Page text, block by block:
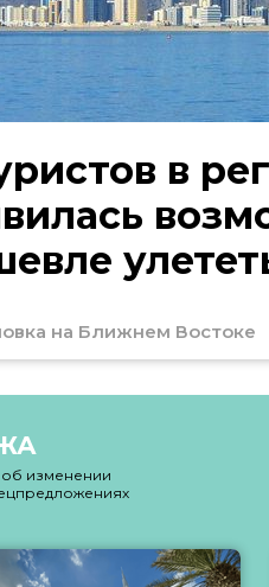
в
на Ближнем Востоке
изменении